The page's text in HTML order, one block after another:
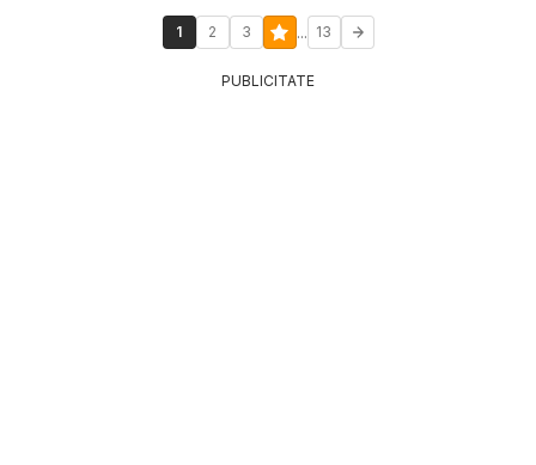
1 2 3 ... 13
PUBLICITATE